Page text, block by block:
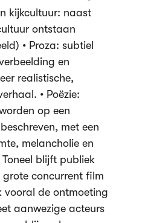
kijkcultuur: naast
ontstaan
• Proza: subtiel
en
realistische,
• Poëzie:
op een
met een
melancholie en
Toneel blijft publiek
grote concurrent film
vooral de ontmoeting
aanwezige acteurs